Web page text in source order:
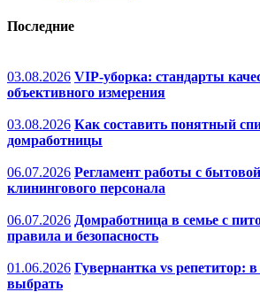
Последние
03.08.2026 VIP-уборка: стандарты
объективного измерения
03.08.2026 Как составить понятный
домработницы
06.07.2026 Регламент работы с
клинингового персонала
06.07.2026 Домработница в семье с
правила и безопасность
01.06.2026 Гувернантка vs репетитор:
выбрать